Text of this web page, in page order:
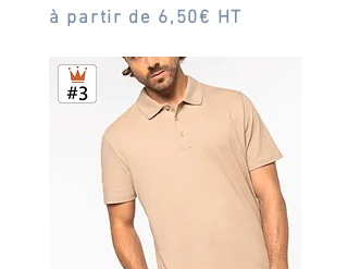
à partir de 6,50€ HT